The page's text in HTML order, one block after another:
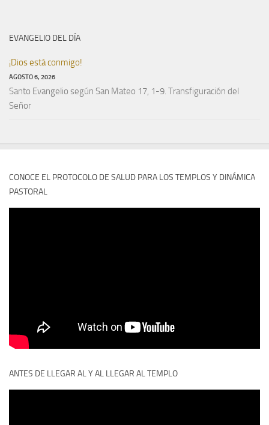
EVANGELIO DEL DÍA
¡Dios está conmigo!
AGOSTO 6, 2026
Santo Evangelio según San Mateo 17, 1-9. Transfiguración del
Señor
CONOCE EL PROTOCOLO DE SALUD PARA LOS TEMPLOS Y DINÁMICA
PASTORAL
ANTES DE LLEGAR AL Y AL LLEGAR AL TEMPLO